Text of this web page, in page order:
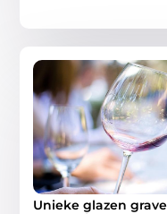
Unieke glazen